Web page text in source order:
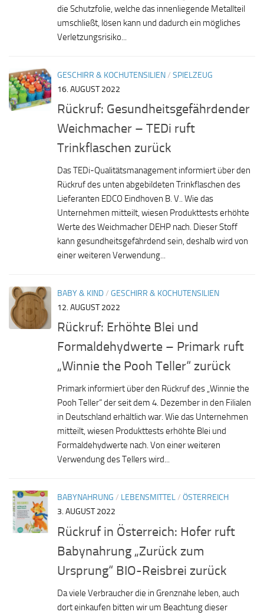
die Schutzfolie, welche das innenliegende Metallteil
umschließt, lösen kann und dadurch ein mögliches
Verletzungsrisiko...
GESCHIRR & KOCHUTENSILIEN/ SPIELZEUG
16. AUGUST 2022
Rückruf: Gesundheitsgefährdender
Weichmacher – TEDi ruft
Trinkflaschen zurück
Das TEDi-Qualitätsmanagement informiert über den
Rückruf des unten abgebildeten Trinkflaschen des
Lieferanten EDCO Eindhoven B. V.. Wie das
Unternehmen mitteilt, wiesen Produkttests erhöhte
Werte des Weichmacher DEHP nach. Dieser Stoff
kann gesundheitsgefährdend sein, deshalb wird von
einer weiteren Verwendung...
BABY & KIND/ GESCHIRR & KOCHUTENSILIEN
12. AUGUST 2022
Rückruf: Erhöhte Blei und
Formaldehydwerte – Primark ruft
„Winnie the Pooh Teller“ zurück
Primark informiert über den Rückruf des „Winnie the
Pooh Teller“ der seit dem 4. Dezember in den Filialen
in Deutschland erhältlich war. Wie das Unternehmen
mitteilt, wiesen Produkttests erhöhte Blei und
Formaldehydwerte nach. Von einer weiteren
Verwendung des Tellers wird...
BABYNAHRUNG / LEBENSMITTEL/ ÖSTERREICH
3. AUGUST 2022
Rückruf in Österreich: Hofer ruft
Babynahrung „Zurück zum
Ursprung“ BIO-Reisbrei zurück
Da viele Verbraucher die in Grenznähe leben, auch
dort einkaufen bitten wir um Beachtung dieser